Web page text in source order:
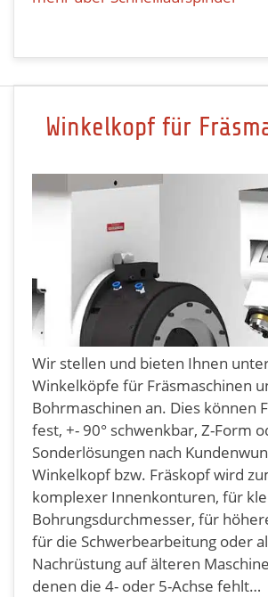
Winkelkopf für
Wir stellen und bieten Ihnen
Winkelköpfe für Fräsmaschinen
Bohrmaschinen an. Dies können
fest, +- 90° schwenkbar, Z-Form
Sonderlösungen nach
Winkelkopf bzw. Fräskopf wird
komplexer Innenkonturen, für
Bohrungsdurchmesser, für
für die Schwerbearbeitung oder
Nachrüstung auf älteren
denen die 4- oder 5-Achse fehlt…